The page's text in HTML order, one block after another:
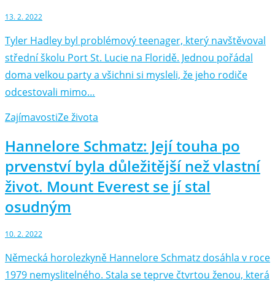
13. 2. 2022
Tyler Hadley byl problémový teenager, který navštěvoval
střední školu Port St. Lucie na Floridě. Jednou pořádal
doma velkou party a všichni si mysleli, že jeho rodiče
odcestovali mimo…
ZajímavostiZe života
Hannelore Schmatz: Její touha po
prvenství byla důležitější než vlastní
život. Mount Everest se jí stal
osudným
10. 2. 2022
Německá horolezkyně Hannelore Schmatz dosáhla v roce
1979 nemyslitelného. Stala se teprve čtvrtou ženou, která